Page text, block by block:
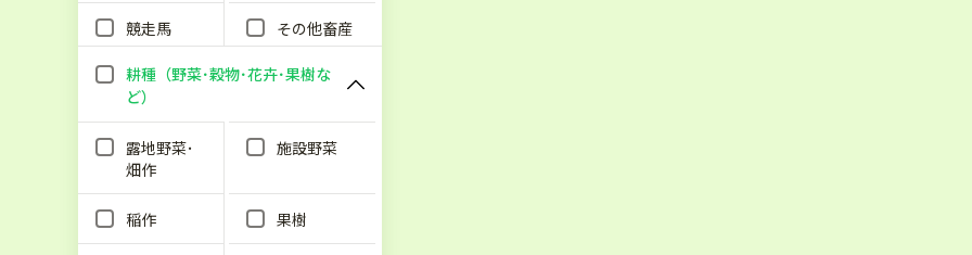
競走馬 その他畜産
耕種（野菜･穀物･花卉･果樹な
ど）
露地野菜･
畑作
施設野菜
稲作 果樹